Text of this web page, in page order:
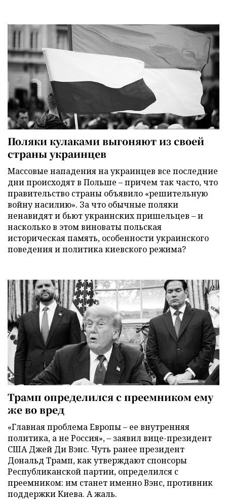
Поляки кулаками выгоняют из своей
страны украинцев
Массовые нападения на украинцев все последние
дни происходят в Польше – причем так часто, что
правительство страны объявило «решительную
войну насилию». За что обычные поляки
ненавидят и бьют украинских пришельцев – и
насколько в этом виноваты польская
историческая память, особенности украинского
поведения и политика киевского режима?
Трамп определился с преемником ему
же во вред
«Главная проблема Европы – ее внутренняя
политика, а не Россия», – заявил вице-президент
США Джей Ди Вэнс. Чуть ранее президент
Дональд Трамп, как утверждают спонсоры
Республиканской партии, определился с
преемником: им станет именно Вэнс, противник
поддержки Киева. А жаль.